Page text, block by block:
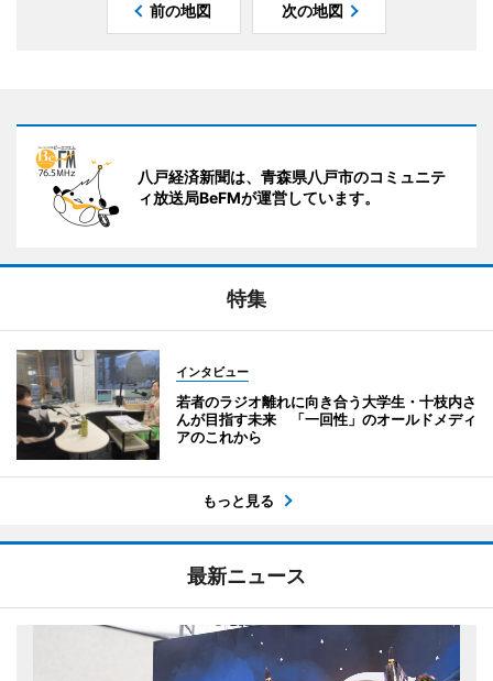
前の地図 次の地図
八戸経済新聞は、青森県八戸市のコミュニテ
ィ放送局BeFMが運営しています。
特集
インタビュー
若者のラジオ離れに向き合う大学生・十枝内さ
んが目指す未来 「一回性」のオールドメディ
アのこれから
もっと見る
最新ニュース